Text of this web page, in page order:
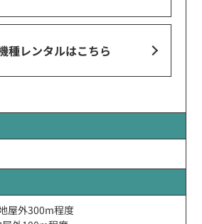
種レンタルはこちら
屋外300m程度